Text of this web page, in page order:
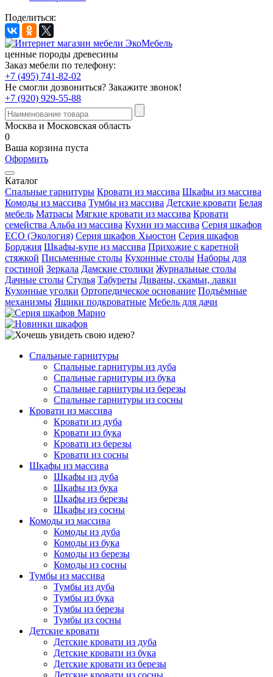
Поделиться:
ценные породы древесины
Заказ мебели по телефону:
+7 (495) 741-82-02
Не смогли дозвониться? Закажите звонок!
+7 (920) 929-55-88
Москва и Московская область
0
Ваша корзина пуста
Оформить
Каталог
Спальные гарнитуры Кровати из массива Шкафы из массива
Комоды из массива Тумбы из массива Детские кровати Белая
мебель Матрасы Мягкие кровати из массива Кровати
семейства Альба из массива Кухни из массива Серия шкафов
ECO (Экология) Серия шкафов Хьюстон Серия шкафов
Борджия Шкафы-купе из массива Прихожие с каретной
стяжкой Письменные столы Кухонные столы Наборы для
гостиной Зеркала Дамские столики Журнальные столы
Дачные столы Стулья Табуреты Диваны, скамьи, лавки
Кухонные уголки Ортопедическое основание Подъёмные
механизмы Ящики подкроватные Мебель для дачи
Спальные гарнитуры
Спальные гарнитуры из дуба
Спальные гарнитуры из бука
Спальные гарнитуры из березы
Спальные гарнитуры из сосны
Кровати из массива
Кровати из дуба
Кровати из бука
Кровати из березы
Кровати из сосны
Шкафы из массива
Шкафы из дуба
Шкафы из бука
Шкафы из березы
Шкафы из сосны
Комоды из массива
Комоды из дуба
Комоды из бука
Комоды из березы
Комоды из сосны
Тумбы из массива
Тумбы из дуба
Тумбы из бука
Тумбы из березы
Тумбы из сосны
Детские кровати
Детские кровати из дуба
Детские кровати из бука
Детские кровати из березы
Детские кровати из сосны